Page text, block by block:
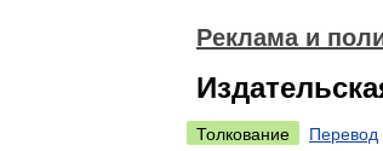
Реклама и
Толкование
Перевод